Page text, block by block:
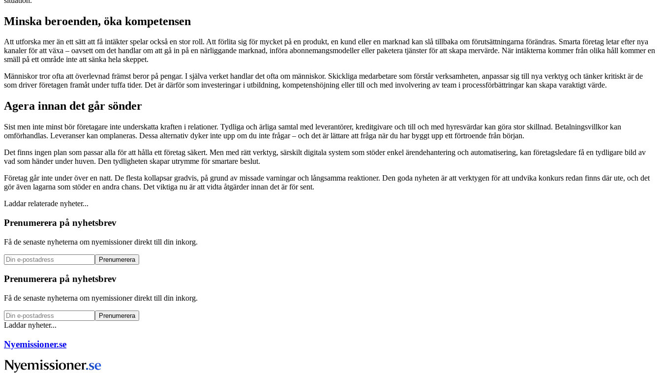
Minska beroenden, öka kompetensen
Att utforska mer än ett sätt att få intäkter spelar också en stor roll. Att förlita sig för mycket på en produkt, en kund eller en marknad kan slå tillbaka om förutsättningarna förändras. Smarta företag letar efter nya
kanaler för att växa – oavsett om det handlar om att gå in på en närliggande marknad, införa abonnemangsmodeller eller paketera tjänster för att skapa mervärde. När intäkterna kommer från olika håll kommer en
smäll på ett område inte att sänka hela skeppet.
Människor tror ofta att överlevnad främst beror på pengar. I själva verket handlar det ofta om människor. Skickliga medarbetare som förstår verksamheten, anpassar sig till nya verktyg och tänker kritiskt är de
som driver företagen framåt under tuffa tider. Det är därför som investeringar i utbildning, kompetenshöjning eller till och med involvering av team i processförbättringar kan skapa varaktigt värde.
Agera innan det går sönder
Sist men inte minst bör företagare inte underskatta kraften i relationer. Tydliga och ärliga samtal med leverantörer, kreditgivare och till och med hyresvärdar kan göra stor skillnad. Betalningsvillkor kan
omförhandlas. Leveranser kan omplaneras. Dessa alternativ dyker inte upp om du inte frågar – och det är lättare att fråga när du har byggt upp ett förtroende från början.
Det finns ingen plan som passar alla för att hålla ett företag säkert. Men med rätt verktyg, särskilt digitala system som stöder enkel ärendehantering och automatisering, kan företagsledare få en tydligare bild av
vad som händer under huven. Den tydligheten skapar utrymme för smartare beslut.
Företag går inte under över en natt. De flesta kollapsar gradvis, på grund av missade varningar och långsamma reaktioner. Den goda nyheten är att verktygen för att undvika konkurs redan finns där ute, och det
gör även lagarna som stöder en andra chans. Det viktiga nu är att vidta åtgärder innan det är för sent.
Laddar relaterade nyheter...
Prenumerera på nyhetsbrev
Få de senaste nyheterna om nyemissioner direkt till din inkorg.
Prenumerera
Prenumerera på nyhetsbrev
Få de senaste nyheterna om nyemissioner direkt till din inkorg.
Prenumerera
Laddar nyheter...
Nyemissioner.se